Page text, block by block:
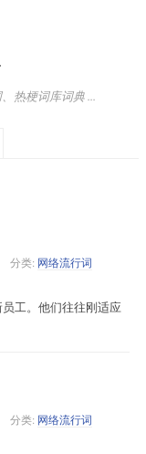
热梗词库词典 ...
分类: 网络流行词
工。他们往往刚适应
分类: 网络流行词